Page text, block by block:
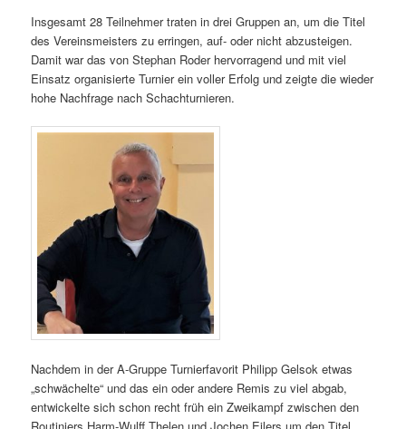
Insgesamt 28 Teilnehmer traten in drei Gruppen an, um die Titel
des Vereinsmeisters zu erringen, auf- oder nicht abzusteigen.
Damit war das von Stephan Roder hervorragend und mit viel
Einsatz organisierte Turnier ein voller Erfolg und zeigte die wieder
hohe Nachfrage nach Schachturnieren.
Nachdem in der A-Gruppe Turnierfavorit Philipp Gelsok etwas
„schwächelte“ und das ein oder andere Remis zu viel abgab,
entwickelte sich schon recht früh ein Zweikampf zwischen den